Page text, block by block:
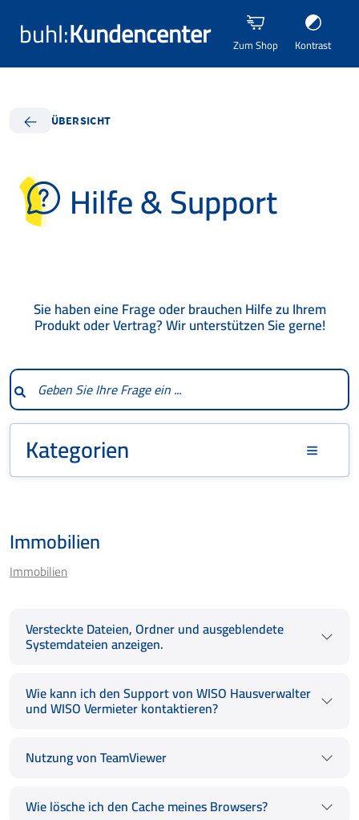
buhl:Kundencenter Zum Shop Kontrast
ÜBERSICHT
Hilfe & Support
Sie haben eine Frage oder brauchen Hilfe zu Ihrem
Produkt oder Vertrag? Wir unterstützen Sie gerne!
Kategorien
Immobilien
Immobilien
Versteckte Dateien, Ordner und ausgeblendete
Systemdateien anzeigen.
Wie kann ich den Support von WISO Hausverwalter
und WISO Vermieter kontaktieren?
Nutzung von TeamViewer
Wie lösche ich den Cache meines Browsers?